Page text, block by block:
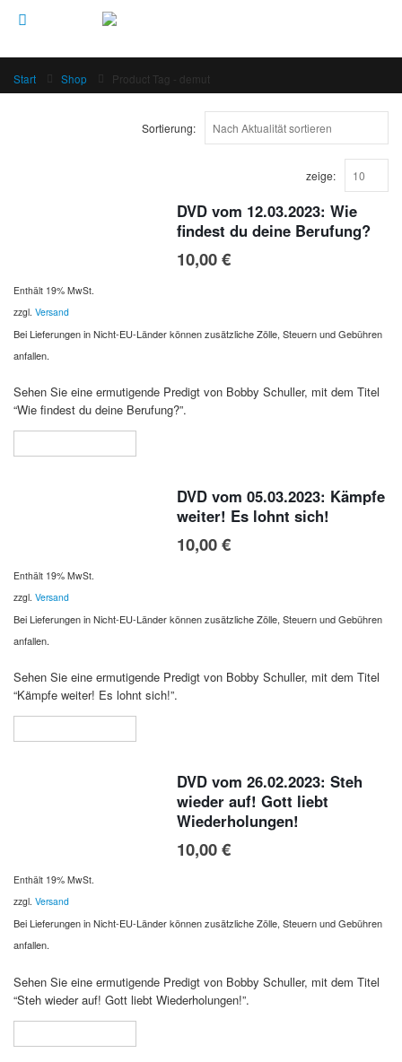
Start Shop Product Tag - demut
Sortierung:
zeige:
DVD vom 12.03.2023: Wie
findest du deine Berufung?
10,00€
Enthält 19% MwSt.
zzgl. Versand
Bei Lieferungen in Nicht-EU-Länder können zusätzliche Zölle, Steuern und Gebühren
anfallen.
Sehen Sie eine ermutigende Predigt von Bobby Schuller, mit dem Titel
“Wie findest du deine Berufung?”.
DVD vom 05.03.2023: Kämpfe
weiter! Es lohnt sich!
10,00€
Enthält 19% MwSt.
zzgl. Versand
Bei Lieferungen in Nicht-EU-Länder können zusätzliche Zölle, Steuern und Gebühren
anfallen.
Sehen Sie eine ermutigende Predigt von Bobby Schuller, mit dem Titel
“Kämpfe weiter! Es lohnt sich!”.
DVD vom 26.02.2023: Steh
wieder auf! Gott liebt
Wiederholungen!
10,00€
Enthält 19% MwSt.
zzgl. Versand
Bei Lieferungen in Nicht-EU-Länder können zusätzliche Zölle, Steuern und Gebühren
anfallen.
Sehen Sie eine ermutigende Predigt von Bobby Schuller, mit dem Titel
“Steh wieder auf! Gott liebt Wiederholungen!”.